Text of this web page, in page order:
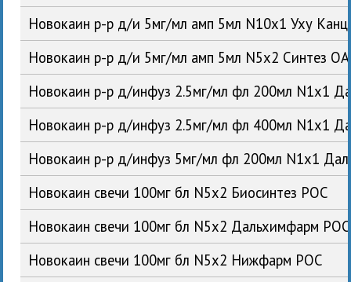
Новокаин р-р д/и 5мг/мл амп 5мл N10x1 Уху
Новокаин р-р д/и 5мг/мл амп 5мл N5x2 Синтез
Новокаин р-р д/инфуз 2.5мг/мл фл 200мл N1x1
Новокаин р-р д/инфуз 2.5мг/мл фл 400мл N1x1
Новокаин р-р д/инфуз 5мг/мл фл 200мл N1x1
Новокаин свечи 100мг бл N5x2 Биосинтез РОС
Новокаин свечи 100мг бл N5x2 Дальхимфарм РОС
Новокаин свечи 100мг бл N5x2 Нижфарм РОС